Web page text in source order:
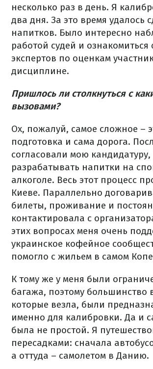
несколько раз в день. Я
два дня. За это время удалось
напитков. Было интересно
работой судей и
экспертов по оценкам
дисциплине.
Пришлось ли столкнуться с
вызовами?
Ох, пожалуй, самое сложное –
подготовка и сама дорога.
согласовали мою
разрабатывать напитки на
алкоголе. Весь этот процесс
Киеве. Параллельно
билеты, проживание и
контактировала с
этих вопросах меня очень
украинское кофейное
помогло с жильем в самом
К тому же у меня были
багажа, поэтому большинство
которые везла, были
именно для калибровки. Да и
была не простой. Я
пересадками: сначала
а оттуда – самолетом в Данию.